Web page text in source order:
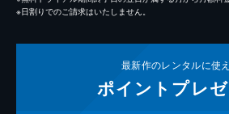
※日割りでのご請求はいたしません。
最新作のレンタルに使
ポイント プレ